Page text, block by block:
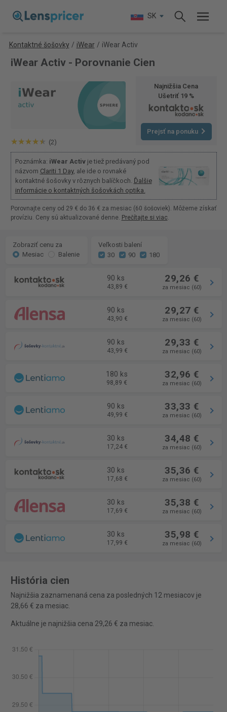
SK
Kontaktné šošovky / iWear / iWear Activ
iWear Activ - Porovnanie Cien
(2)
Najnižšia Cena
Ušetriť 19 %
Prejsť na ponuku
Poznámka: iWear Activje tiež predávaný pod
názvom Clariti 1 Day, ale ide o rovnaké
kontaktné šošovky v rôznych balíčkoch. Ďalšie
informácie o kontaktných šošovkách optika.
Porovnajte ceny od 29 € do 36 € za mesiac (60 šošoviek). Môžeme získať
províziu. Ceny sú aktualizované denne. Prečítajte si viac.
Zobraziť cenu za
Mesiac
Balenie
Veľkosti balení
30
90 180
90 ks
43,89 €
29,26 €
za mesiac (60)
90 ks
43,90 €
29,27 €
za mesiac (60)
90 ks
43,99 €
29,33 €
za mesiac (60)
180 ks
98,89 €
32,96 €
za mesiac (60)
90 ks
49,99 €
33,33 €
za mesiac (60)
30 ks
17,24 €
34,48 €
za mesiac (60)
30 ks
17,68 €
35,36 €
za mesiac (60)
30 ks
17,69 €
35,38 €
za mesiac (60)
30 ks
17,99 €
35,98 €
za mesiac (60)
História cien
Najnižšia zaznamenaná cena za posledných 12 mesiacov je
28,66 € za mesiac.
Aktuálne je najnižšia cena 29,26 € za mesiac.